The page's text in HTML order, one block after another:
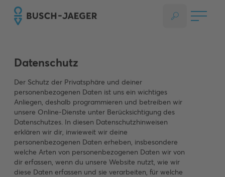
Datenschutz
Der Schutz der Privatsphäre und deiner
personenbezogenen Daten ist uns ein wichtiges
Anliegen, deshalb programmieren und betreiben wir
unsere Online-Dienste unter Berücksichtigung des
Datenschutzes. In diesen Datenschutzhinweisen
erklären wir dir, inwieweit wir deine
personenbezogenen Daten erheben, insbesondere
welche Arten von personenbezogenen Daten wir von
dir erfassen, wenn du unsere Website nutzt, wie wir
diese Daten erfassen und sie verarbeiten, für welche